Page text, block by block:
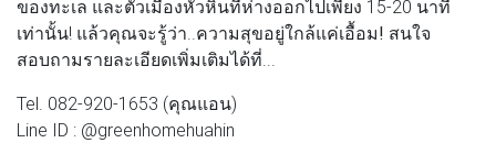
ของทะเล และตัวเมืองหัวหินที่ห่างออกไปเพียง 15-20 นาที
เท่านั้น! แล้วคุณจะรู้ว่า.. ความสุขอยู่ใกล้แค่เอื้อม! สนใจ
สอบถามรายละเอียดเพิ่มเติมได้ที่...
Tel. 082-920-1653 (คุณแอน)
Line ID : @greenhomehuahin